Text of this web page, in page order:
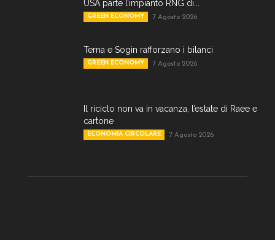
USA parte l’impianto RNG di...
GREEN ECONOMY 7 Agosto 2026
Terna e Sogin rafforzano i bilanci
GREEN ECONOMY 7 Agosto 2026
Il riciclo non va in vacanza, l’estate di Raee e
cartone
ECONOMIA CIRCOLARE 7 Agosto 2026